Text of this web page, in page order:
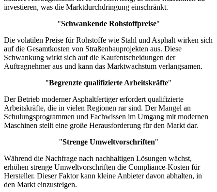
investieren, was die Marktdurchdringung einschränkt.
"Schwankende Rohstoffpreise"
Die volatilen Preise für Rohstoffe wie Stahl und Asphalt wirken sich
auf die Gesamtkosten von Straßenbauprojekten aus. Diese
Schwankung wirkt sich auf die Kaufentscheidungen der
Auftragnehmer aus und kann das Marktwachstum verlangsamen.
"Begrenzte qualifizierte Arbeitskräfte"
Der Betrieb moderner Asphaltfertiger erfordert qualifizierte
Arbeitskräfte, die in vielen Regionen rar sind. Der Mangel an
Schulungsprogrammen und Fachwissen im Umgang mit modernen
Maschinen stellt eine große Herausforderung für den Markt dar.
"Strenge Umweltvorschriften"
Während die Nachfrage nach nachhaltigen Lösungen wächst,
erhöhen strenge Umweltvorschriften die Compliance-Kosten für
Hersteller. Dieser Faktor kann kleine Anbieter davon abhalten, in
den Markt einzusteigen.